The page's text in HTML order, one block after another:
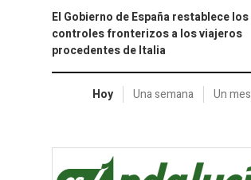
El Gobierno de España restablece los
controles fronterizos a los viajeros
procedentes de Italia
Hoy Una semana Un mes